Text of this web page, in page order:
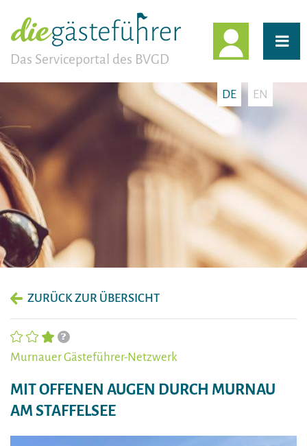
Das Serviceportal des BVGD
DE EN
ZURÜCK ZUR ÜBERSICHT
Murnauer Gästeführer-Netzwerk
MIT OFFENEN AUGEN DURCH MURNAU
AM STAFFELSEE